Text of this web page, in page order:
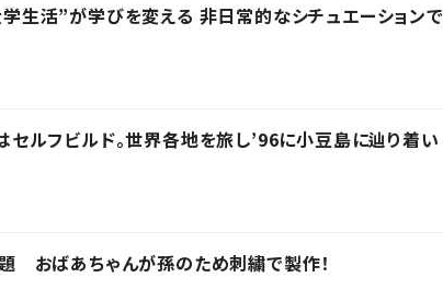
生活”が学びを変える 非日常的なシチュエーションで
ルフビルド。世界各地を旅し’96に小豆島に辿り着い
おばあちゃんが孫のため刺繍で製作！